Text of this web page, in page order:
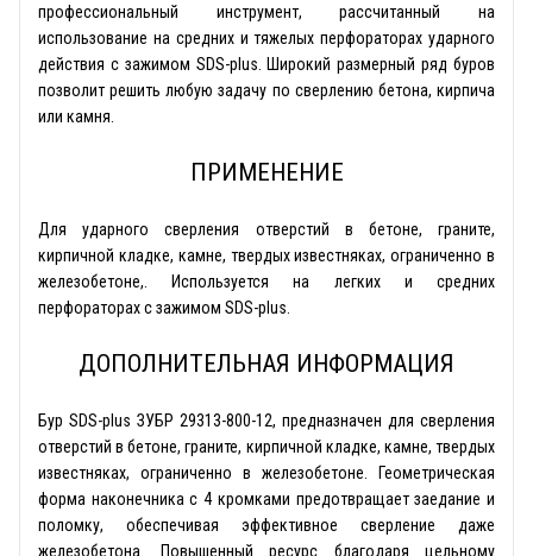
профессиональный инструмент, рассчитанный на
использование на средних и тяжелых перфораторах ударного
действия с зажимом SDS-plus. Широкий размерный ряд буров
позволит решить любую задачу по сверлению бетона, кирпича
или камня.
ПРИМЕНЕНИЕ
Для ударного сверления отверстий в бетоне, граните,
кирпичной кладке, камне, твердых известняках, ограниченно в
железобетоне,. Используется на легких и средних
перфораторах с зажимом SDS-plus.
ДОПОЛНИТЕЛЬНАЯ ИНФОРМАЦИЯ
Бур SDS-plus ЗУБР 29313-800-12, предназначен для сверления
отверстий в бетоне, граните, кирпичной кладке, камне, твердых
известняках, ограниченно в железобетоне. Геометрическая
форма наконечника с 4 кромками предотвращает заедание и
поломку, обеспечивая эффективное сверление даже
железобетона. Повышенный ресурс благодаря цельному